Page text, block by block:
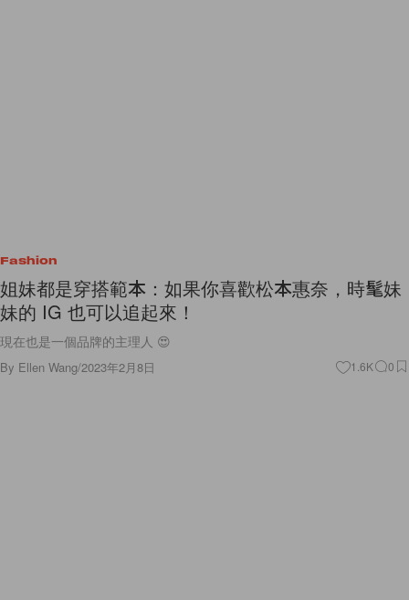
Fashion
姐妹都是穿搭範本：如果你喜歡松本惠奈，時髦妹
妹的 IG 也可以追起來！
現在也是一個品牌的主理人 😍
By Ellen Wang/2023年2月8日 1.6K 0